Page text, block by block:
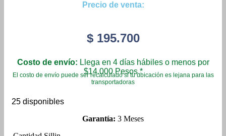
Precio de venta:
$195.700
Costo de envío: Llega en 4 días hábiles o menos por
$14.000 Pesos.*
El costo de envío puede ser recalculado si tu ubicación es lejana para las
transportadoras
25 disponibles
Garantía: 3 Meses